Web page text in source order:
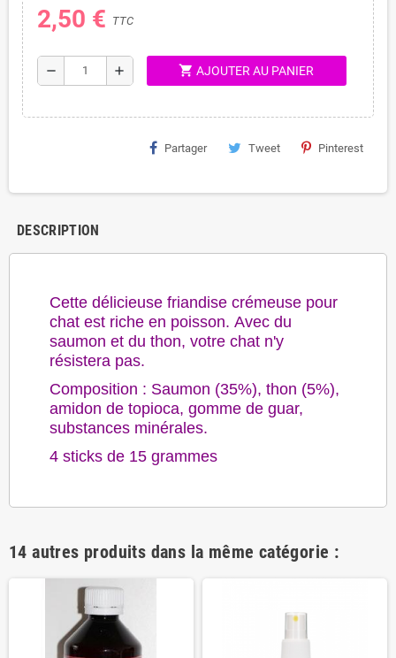
2,50 € TTC
remove add shopping_cart AJOUTER AU PANIER
Partager Tweet Pinterest
DESCRIPTION
Cette délicieuse friandise crémeuse pour
chat est riche en poisson. Avec du
saumon et du thon, votre chat n'y
résistera pas.
Composition : Saumon (35%), thon (5%),
amidon de topioca, gomme de guar,
substances minérales.
4 sticks de 15 grammes
14 autres produits dans la même catégorie :